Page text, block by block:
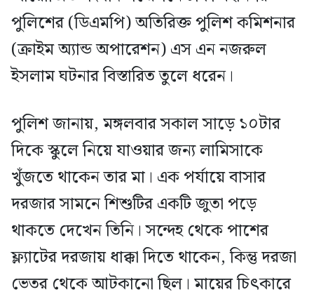
পুলিশের (ডিএমপি) অতিরিক্ত পুলিশ কমিশনার
(ক্রাইম অ্যান্ড অপারেশন) এস এন নজরুল
ইসলাম ঘটনার বিস্তারিত তুলে ধরেন।
পুলিশ জানায়, মঙ্গলবার সকাল সাড়ে ১০টার
দিকে স্কুলে নিয়ে যাওয়ার জন্য লামিসাকে
খুঁজতে থাকেন তার মা। এক পর্যায়ে বাসার
দরজার সামনে শিশুটির একটি জুতা পড়ে
থাকতে দেখেন তিনি। সন্দেহ থেকে পাশের
ফ্ল্যাটের দরজায় ধাক্কা দিতে থাকেন, কিন্তু দরজা
ভেতর থেকে আটকানো ছিল। মায়ের চিৎকারে